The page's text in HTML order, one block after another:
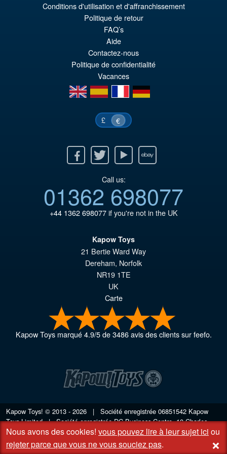
AJOUTER AU PANIER
Conditions d'utilisation et d'affranchissement
Politique de retour
FAQ’s
Aide
Contactez-nous
Politique de confidentialité
Vacances
en
es fr de
£ €
Twitter Youtube Ebay
Call us:
01362 698077
+44 1362 698077if you're not in the UK
Kapow Toys
21 Bertie Ward Way
Dereham, Norfolk
NR19 1TE
UK
Carte
Kapow Toysmarqué4.9/5de3486avis des clients sur feefo.
Kapow Toys! © 2013 - 2026 | Société enregistrée 06851542 Kapow
Toys Limited | Société enregistrée DC Business Centre, 10 Charles
Wood Rd, Rash's Green, Dereham, Norfolk NR19 1SX | VAT GB
948221025
Nous avons des cookies! vous pouvez lire à leur sujet ici ou
rejeter parce que vous ne vous souciez pas. +